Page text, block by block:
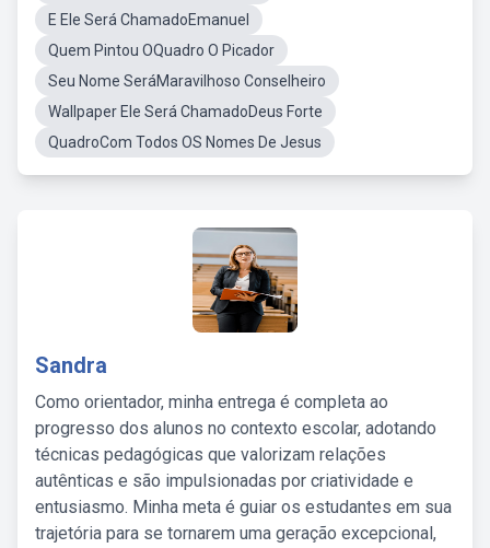
E Ele Será ChamadoEmanuel
Quem Pintou OQuadro O Picador
Seu Nome SeráMaravilhoso Conselheiro
Wallpaper Ele Será ChamadoDeus Forte
QuadroCom Todos OS Nomes De Jesus
Sandra
Como orientador, minha entrega é completa ao
progresso dos alunos no contexto escolar, adotando
técnicas pedagógicas que valorizam relações
autênticas e são impulsionadas por criatividade e
entusiasmo. Minha meta é guiar os estudantes em sua
trajetória para se tornarem uma geração excepcional,